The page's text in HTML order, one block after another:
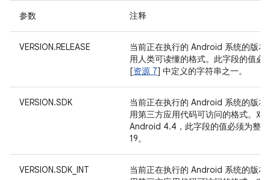
参数 注释
VERSION.RELEASE
当前正在执行的 Android 系统的版本
用人类可读懂的格式。此字段的值必
[资源 7] 中定义的字符串之一。
VERSION.SDK
当前正在执行的 Android 系统的版本
用第三方应用代码可访问的格式。对
Android 4.4，此字段的值必须为整数
19。
VERSION.SDK_INT
当前正在执行的 Android 系统的版本